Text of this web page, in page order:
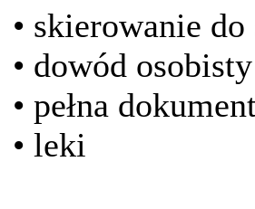
• skierowanie
• dowód osobisty
• pełna
• leki